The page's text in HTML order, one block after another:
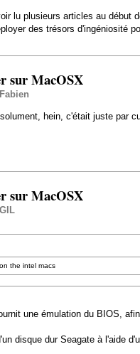
lu plusieurs articles au début
des trésors d'ingéniosité
sur MacOSX
Fabien
hein, c'était juste par
sur MacOSX
GIL
the intel macs
une émulation du BIOS,
disque dur Seagate à l'aide